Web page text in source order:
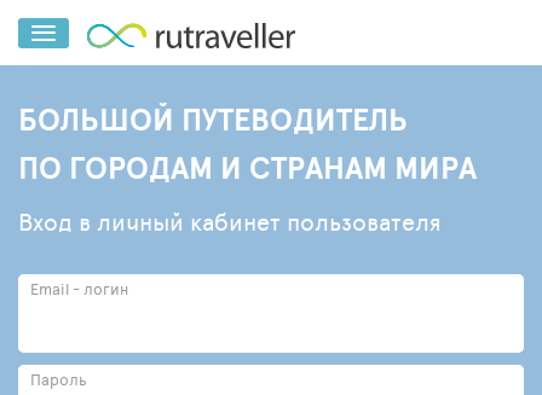
БОЛЬШОЙ ПУТЕВОДИТЕЛЬ
ПО ГОРОДАМ И СТРАНАМ МИРА
Вход в личный кабинет пользователя
Email - логин
Пароль